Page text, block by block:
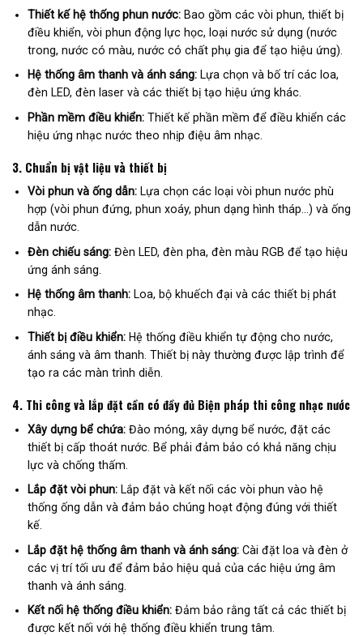
Thiết kế hệ thống phun nước:Bao gồm các vòi phun, thiết bị
điều khiển, vòi phun động lực học, loại nước sử dụng (nước
trong, nước có màu, nước có chất phụ gia để tạo hiệu ứng).
Hệ thống âm thanh và ánh sáng:Lựa chọn và bố trí các loa,
đèn LED, đèn laser và các thiết bị tạo hiệu ứng khác.
Phần mềm điều khiển:Thiết kế phần mềm để điều khiển các
hiệu ứng nhạc nước theo nhịp điệu âm nhạc.
3. Chuẩn bị vật liệu và thiết bị
Vòi phun và ống dẫn:Lựa chọn các loại vòi phun nước phù
hợp (vòi phun đứng, phun xoáy, phun dạng hình tháp…) và ống
dẫn nước.
Đèn chiếu sáng:Đèn LED, đèn pha, đèn màu RGB để tạo hiệu
ứng ánh sáng.
Hệ thống âm thanh:Loa, bộ khuếch đại và các thiết bị phát
nhạc.
Thiết bị điều khiển:Hệ thống điều khiển tự động cho nước,
ánh sáng và âm thanh. Thiết bị này thường được lập trình để
tạo ra các màn trình diễn.
4. Thi công và lắp đặt cần có đầy đủ Biện pháp thi công nhạc nước
Xây dựng bể chứa:Đào móng, xây dựng bể nước, đặt các
thiết bị cấp thoát nước. Bể phải đảm bảo có khả năng chịu
lực và chống thấm.
Lắp đặt vòi phun:Lắp đặt và kết nối các vòi phun vào hệ
thống ống dẫn và đảm bảo chúng hoạt động đúng với thiết
kế.
Lắp đặt hệ thống âm thanh và ánh sáng:Cài đặt loa và đèn ở
các vị trí tối ưu để đảm bảo hiệu quả của các hiệu ứng âm
thanh và ánh sáng.
Kết nối hệ thống điều khiển:Đảm bảo rằng tất cả các thiết bị
được kết nối với hệ thống điều khiển trung tâm.